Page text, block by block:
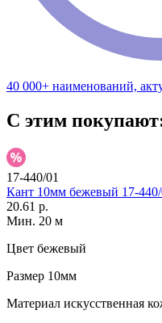
40 000+ наименований,
С этим
17-440/01
Кант 10мм бежевый 17-440/
20.61 р.
Мин. 20 м
Цвет бежевый
Размер 10мм
Материал искусственная